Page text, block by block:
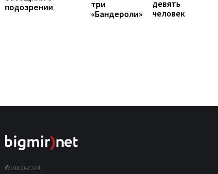
подозрении
три
«Бандероли»
девять
человек
© 2000-2024,